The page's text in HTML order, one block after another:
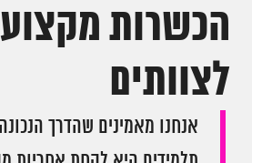
הכשרות
לצוותים
אנחנו מאמינים שהדרך